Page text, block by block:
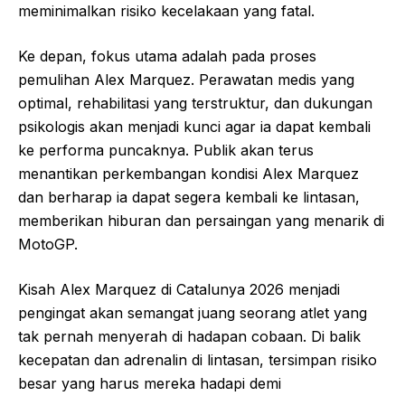
meminimalkan risiko kecelakaan yang fatal.
Ke depan, fokus utama adalah pada proses
pemulihan Alex Marquez. Perawatan medis yang
optimal, rehabilitasi yang terstruktur, dan dukungan
psikologis akan menjadi kunci agar ia dapat kembali
ke performa puncaknya. Publik akan terus
menantikan perkembangan kondisi Alex Marquez
dan berharap ia dapat segera kembali ke lintasan,
memberikan hiburan dan persaingan yang menarik di
MotoGP.
Kisah Alex Marquez di Catalunya 2026 menjadi
pengingat akan semangat juang seorang atlet yang
tak pernah menyerah di hadapan cobaan. Di balik
kecepatan dan adrenalin di lintasan, tersimpan risiko
besar yang harus mereka hadapi demi